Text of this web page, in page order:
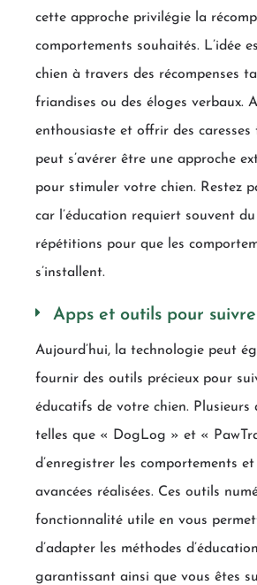
cette approche privilégie la
comportements souhaités. L’idée
chien à travers des récompenses
friandises ou des éloges verbaux.
enthousiaste et offrir des
peut s’avérer être une approche
pour stimuler votre chien. Restez
car l’éducation requiert souvent
répétitions pour que les
s’installent.
Apps et outils pour
Aujourd’hui, la technologie peut
fournir des outils précieux pour
éducatifs de votre chien. Plusieurs
telles que « DogLog » et «
d’enregistrer les comportements
avancées réalisées. Ces outils
fonctionnalité utile en vous
d’adapter les méthodes
garantissant ainsi que vous êtes